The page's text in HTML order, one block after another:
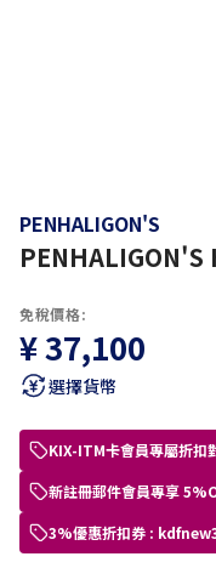
PENHALIGON'S
PENHALIGON'S
免稅價格:
¥ 37,100
選擇貨幣
KIX-ITM卡會員專屬折扣
新註冊郵件會員專享
3%優惠折扣券 :